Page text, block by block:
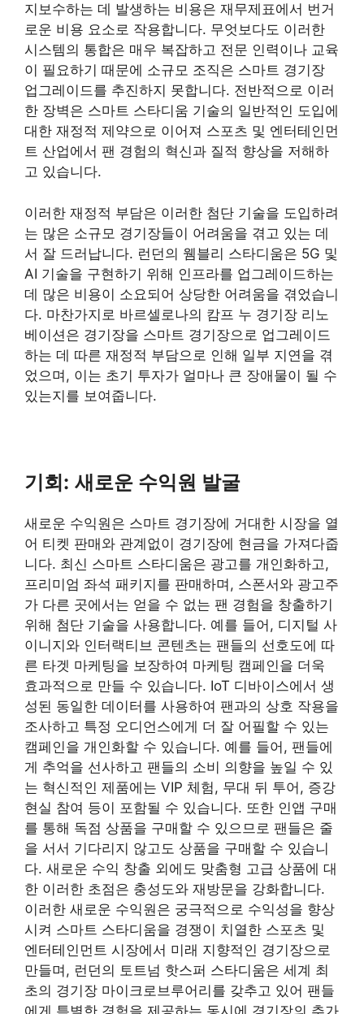
지보수하는 데 발생하는 비용은 재무제표에서 번거
로운 비용 요소로 작용합니다. 무엇보다도 이러한
시스템의 통합은 매우 복잡하고 전문 인력이나 교육
이 필요하기 때문에 소규모 조직은 스마트 경기장
업그레이드를 추진하지 못합니다. 전반적으로 이러
한 장벽은 스마트 스타디움 기술의 일반적인 도입에
대한 재정적 제약으로 이어져 스포츠 및 엔터테인먼
트 산업에서 팬 경험의 혁신과 질적 향상을 저해하
고 있습니다.
이러한 재정적 부담은 이러한 첨단 기술을 도입하려
는 많은 소규모 경기장들이 어려움을 겪고 있는 데
서 잘 드러납니다. 런던의 웸블리 스타디움은 5G 및
AI 기술을 구현하기 위해 인프라를 업그레이드하는
데 많은 비용이 소요되어 상당한 어려움을 겪었습니
다. 마찬가지로 바르셀로나의 캄프 누 경기장 리노
베이션은 경기장을 스마트 경기장으로 업그레이드
하는 데 따른 재정적 부담으로 인해 일부 지연을 겪
었으며, 이는 초기 투자가 얼마나 큰 장애물이 될 수
있는지를 보여줍니다.
기회: 새로운 수익원 발굴
새로운 수익원은 스마트 경기장에 거대한 시장을 열
어 티켓 판매와 관계없이 경기장에 현금을 가져다줍
니다. 최신 스마트 스타디움은 광고를 개인화하고,
프리미엄 좌석 패키지를 판매하며, 스폰서와 광고주
가 다른 곳에서는 얻을 수 없는 팬 경험을 창출하기
위해 첨단 기술을 사용합니다. 예를 들어, 디지털 사
이니지와 인터랙티브 콘텐츠는 팬들의 선호도에 따
른 타겟 마케팅을 보장하여 마케팅 캠페인을 더욱
효과적으로 만들 수 있습니다. IoT 디바이스에서 생
성된 동일한 데이터를 사용하여 팬과의 상호 작용을
조사하고 특정 오디언스에게 더 잘 어필할 수 있는
캠페인을 개인화할 수 있습니다. 예를 들어, 팬들에
게 추억을 선사하고 팬들의 소비 의향을 높일 수 있
는 혁신적인 제품에는 VIP 체험, 무대 뒤 투어, 증강
현실 참여 등이 포함될 수 있습니다. 또한 인앱 구매
를 통해 독점 상품을 구매할 수 있으므로 팬들은 줄
을 서서 기다리지 않고도 상품을 구매할 수 있습니
다. 새로운 수익 창출 외에도 맞춤형 고급 상품에 대
한 이러한 초점은 충성도와 재방문을 강화합니다.
이러한 새로운 수익원은 궁극적으로 수익성을 향상
시켜 스마트 스타디움을 경쟁이 치열한 스포츠 및
엔터테인먼트 시장에서 미래 지향적인 경기장으로
만들며, 런던의 토트넘 핫스퍼 스타디움은 세계 최
초의 경기장 마이크로브루어리를 갖추고 있어 팬들
에게 특별한 경험을 제공하는 동시에 경기장의 추가